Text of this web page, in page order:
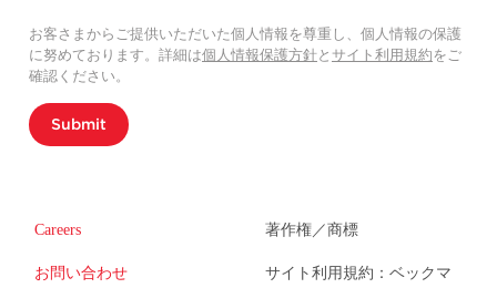
お客さまからご提供いただいた個人情報を尊重し、個人情報の保護
に努めております。詳細は個人情報保護方針と サイト利用規約をご
確認ください。
Submit
Careers
お問い合わせ
著作権／商標
サイト利用規約：ベックマ